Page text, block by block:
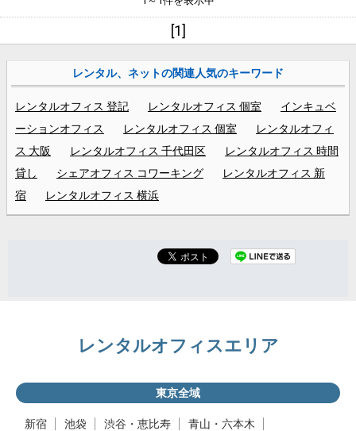
[1]
レンタル、ネットの関連人気のキーワード
レンタルオフィス 登記 レンタルオフィス 個室
インキュベ
ーションオフィス
レンタルオフィス 個室
レンタルオフィ
ス 大阪
レンタルオフィス 千代田区
レンタルオフィス 時間
貸し
シェアオフィス コワーキング
レンタルオフィス 新
宿
レンタルオフィス 横浜
レンタルオフィスエリア
東京全域
新宿 池袋 渋谷・恵比寿
青山・六本木